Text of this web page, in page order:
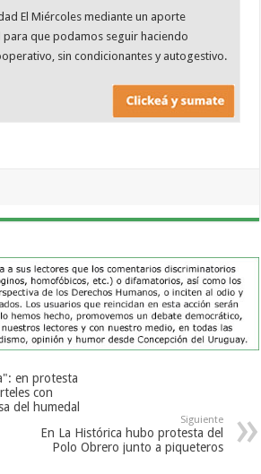
El Miércoles mediante un aporte
para que podamos seguir haciendo
sin condicionantes y autogestivo.
en protesta
con
del humedal
Siguiente
En La Histórica hubo protesta del
Polo Obrero junto a piqueteros